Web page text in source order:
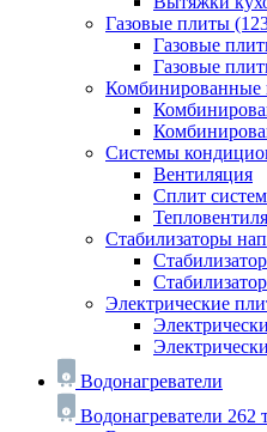
Газовые плиты
Газовые
Газовые
Комбинированные
Системы
Вентиляция
Сплит
Стабилизаторы
Электрические
Водонагреватели
Водонагреватели 262